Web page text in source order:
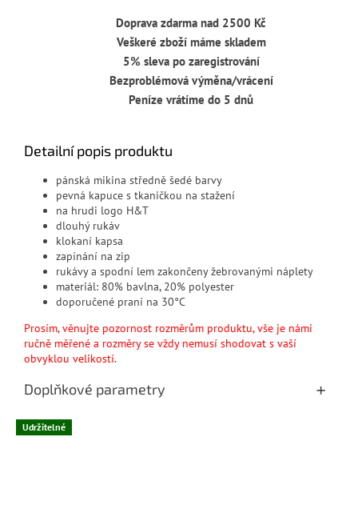
Doprava zdarma nad 2500 Kč
Veškeré zboží máme skladem
5% sleva po zaregistrování
Bezproblémová výměna/vrácení
Peníze vrátíme do 5 dnů
Detailní popis produktu
pánská mikina středně šedé barvy
pevná kapuce s tkaničkou na stažení
na hrudi logo H&T
dlouhý rukáv
klokaní kapsa
zapínání na zip
rukávy a spodní lem zakončeny žebrovanými náplety
materiál: 80% bavlna, 20% polyester
doporučené praní na 30°C
Prosím, věnujte pozornost rozměrům produktu, vše je námi
ručně měřené a rozměry se vždy nemusí shodovat s vaší
obvyklou velikostí.
Doplňkové parametry
Udržitelné